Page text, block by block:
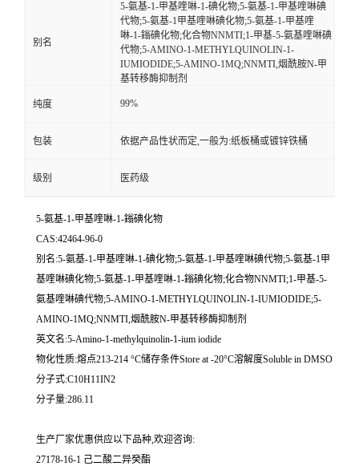
别名
5-氨基-1-甲基喹啉-1-碘化物;5-氨基-1-甲基喹啉碘
代物;5-氨基-1甲基喹啉碘化物;5-氨基-1-甲基喹
啉-1-鎓碘化物;化合物NNMTI;1-甲基-5-氨基喹啉碘
代物;5-AMINO-1-METHYLQUINOLIN-1-
IUMIODIDE;5-AMINO-1MQ;NNMTI,烟酰胺N-甲
基转移酶抑制剂
纯度 99%
包装 依据产品性状而定,一般为:纸板桶或镀锌铁桶
级别 医药级
5-氨基-1-甲基喹啉-1-鎓碘化物
CAS:42464-96-0
别名:5-氨基-1-甲基喹啉-1-碘化物;5-氨基-1-甲基喹啉碘代物;5-氨基-1甲
基喹啉碘化物;5-氨基-1-甲基喹啉-1-鎓碘化物;化合物NNMTI;1-甲基-5-
氨基喹啉碘代物;5-AMINO-1-METHYLQUINOLIN-1-IUMIODIDE;5-
AMINO-1MQ;NNMTI,烟酰胺N-甲基转移酶抑制剂
英文名:5-Amino-1-methylquinolin-1-ium iodide
物化性质:熔点213-214 °C储存条件Store at -20°C溶解度Soluble in DMSO
分子式:C10H11IN2
分子量:286.11
生产厂家优惠供应以下品种,欢迎咨询:
27178-16-1 己二酸二异癸酯